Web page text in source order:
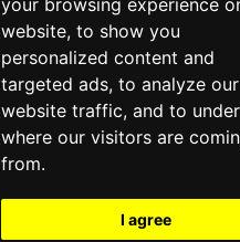
your browsing experience
website, to show you
personalized content and
targeted ads, to analyze our
website traffic, and to
where our visitors are
from.
I agree